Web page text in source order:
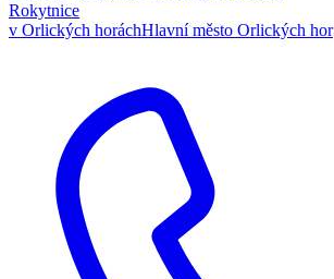
Rokytnice
v Orlických horáchHlavní město Orlických hor